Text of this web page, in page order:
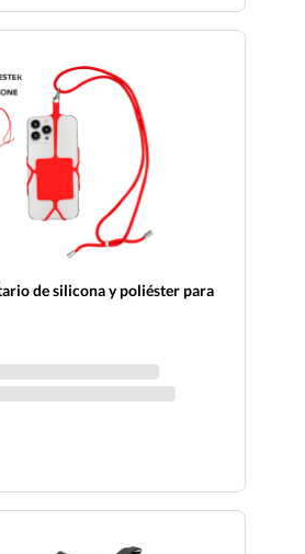
de silicona y poliéster para